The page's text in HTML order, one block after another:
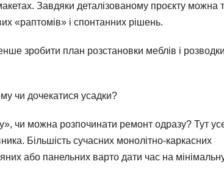
Завдяки деталізованому проєкту можна
«раптомів» і спонтанних рішень.
зробити план розстановки меблів і розводки
чи дочекатися усадки?
чи можна розпочинати ремонт одразу? Тут
Більшість сучасних монолітно-каркасних
або панельних варто дати час на